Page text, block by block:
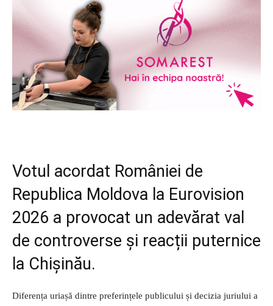
Votul acordat României de
Republica Moldova la Eurovision
2026 a provocat un adevărat val
de controverse și reacții puternice
la Chișinău.
Diferența uriașă dintre preferințele publicului și decizia juriului a